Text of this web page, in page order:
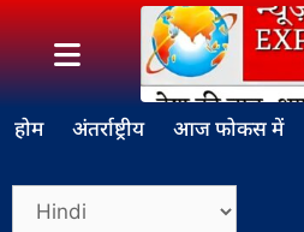
होम अंतर्राष्ट्रीय आज फोकस में